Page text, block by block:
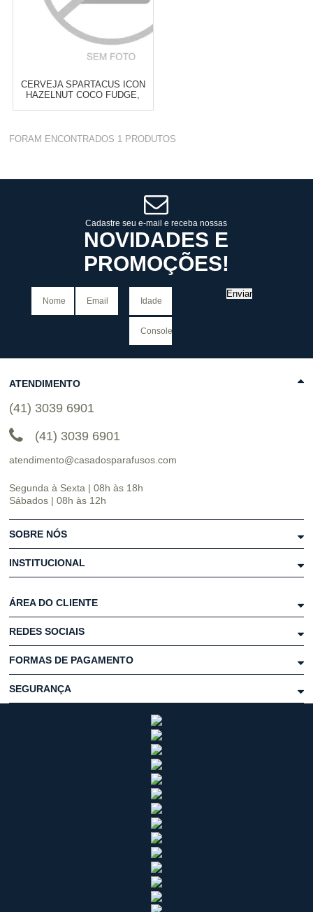
CERVEJA SPARTACUS ICON
HAZELNUT COCO FUDGE,
Varejo: R$ 4.050,70
10 x de R$ 255,09
FORAM ENCONTRADOS 1 PRODUTOS
Cadastre seu e-mail e receba nossas
NOVIDADES E
PROMOÇÕES!
Enviar
ATENDIMENTO
(41) 3039 6901
(41) 3039 6901
atendimento@casadosparafusos.com
Segunda à Sexta | 08h às 18h
Sábados | 08h às 12h
SOBRE NÓS
INSTITUCIONAL
ÁREA DO CLIENTE
REDES SOCIAIS
FORMAS DE PAGAMENTO
SEGURANÇA